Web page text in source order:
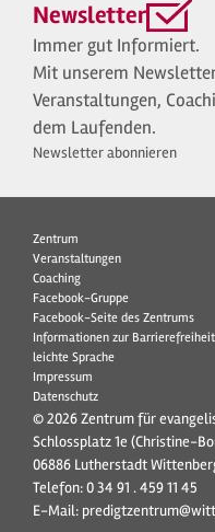
Newsletter
Immer gut Informiert.
Mit unserem
Veranstaltungen,
dem Laufenden.
Newsletter abonnieren
Zentrum
Veranstaltungen
Coaching
Facebook-Gruppe
Facebook-Seite des Zentrums
Informationen zur Barrierefreiheit
leichte Sprache
Impressum
Datenschutz
© 2026 Zentrum für
Schlossplatz 1e (Christine-
06886 Lutherstadt
Telefon:0 34 91 . 459 11 45
E-Mail: